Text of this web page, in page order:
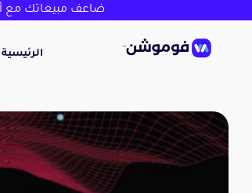
ضاعف مبيعاتك مع
الرئيسية